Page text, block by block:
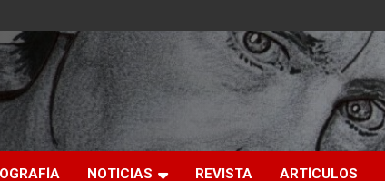
NOTICIAS REVISTA ARTÍCULOS